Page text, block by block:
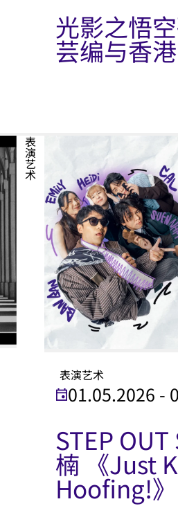
光影之悟
芸编与香
表演艺术
表演艺术
01.05.2026 -
STEP
楠 《Just
Hoofing!》